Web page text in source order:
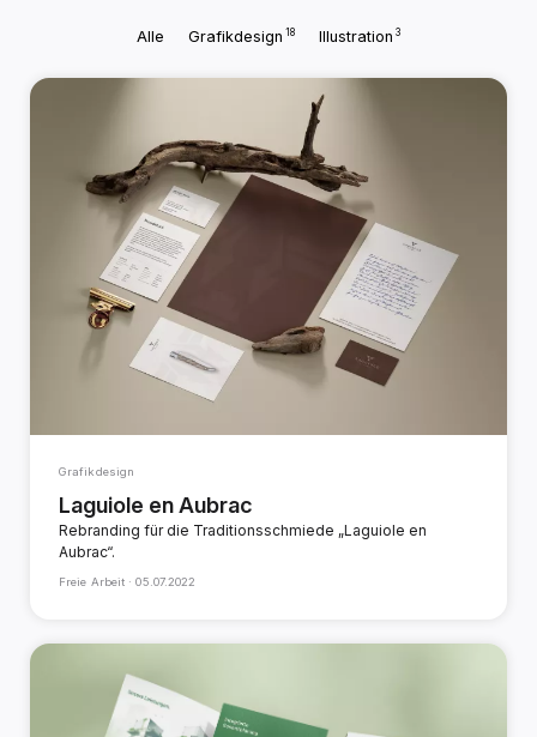
Alle Grafikdesign 18 Illustration 3
Grafikdesign
Laguiole en Aubrac
Rebranding für die Traditionsschmiede „Laguiole en
Aubrac“.
Freie Arbeit ·05.07.2022